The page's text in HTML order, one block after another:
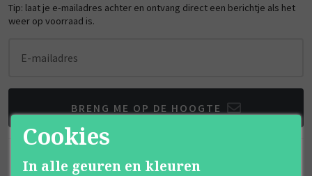
Tip: laat je e-mailadres achter en ontvang direct een berichtje als het
weer op voorraad is.
E-mailadres
BRENG ME OP DE HOOGTE
Cookies
In alle geuren en kleuren